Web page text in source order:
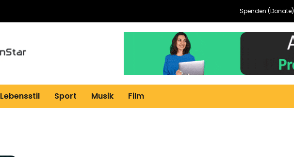
Spenden (Donate)
Lebensstil Sport Musik Film